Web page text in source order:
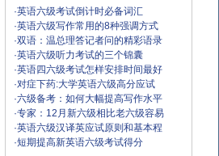
·英语六级考试倒计时必备词汇
·英语六级写作常用的8种强调方式
·双语：温总理答记者问的精彩语录
·英语六级听力考试的三个锦囊
·英语四六级考试怎样安排时间最好
·对症下药:大学英语六级高分应试
·六级备考：如何大幅提高写作水平
·专家：12月新六级相比老六级容易
·英语六级汉译英应试原则和基本程
·短期提高新英语六级考试得分